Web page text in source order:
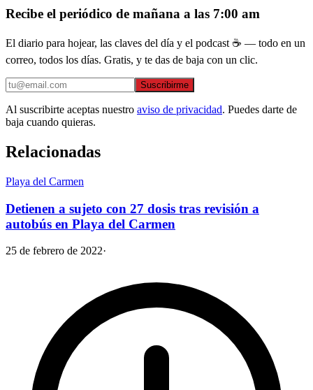
Recibe el periódico de mañana a las 7:00 am
El diario para hojear, las claves del día y el podcast ☕ — todo en un
correo, todos los días. Gratis, y te das de baja con un clic.
Suscribirme
Al suscribirte aceptas nuestro aviso de privacidad. Puedes darte de
baja cuando quieras.
Relacionadas
Playa del Carmen
Detienen a sujeto con 27 dosis tras revisión a
autobús en Playa del Carmen
25 de febrero de 2022·